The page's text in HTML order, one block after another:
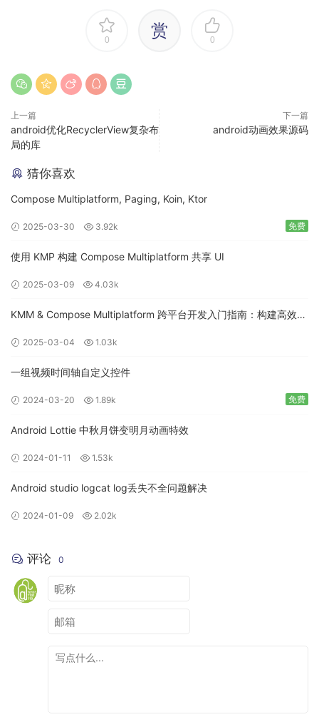
0 赏 0
上一篇
android优化RecyclerView复杂布
局的库
下一篇
android动画效果源码
猜你喜欢
Compose Multiplatform, Paging, Koin, Ktor
2025-03-30 3.92k 免费
使用 KMP 构建 Compose Multiplatform 共享 UI
2025-03-09 4.03k
KMM & Compose Multiplatform 跨平台开发入门指南：构建高效的
2025-03-04 1.03k
一组视频时间轴自定义控件
2024-03-20 1.89k 免费
Android Lottie 中秋月饼变明月动画特效
2024-01-11 1.53k
Android studio logcat log丢失不全问题解决
2024-01-09 2.02k
评论 0